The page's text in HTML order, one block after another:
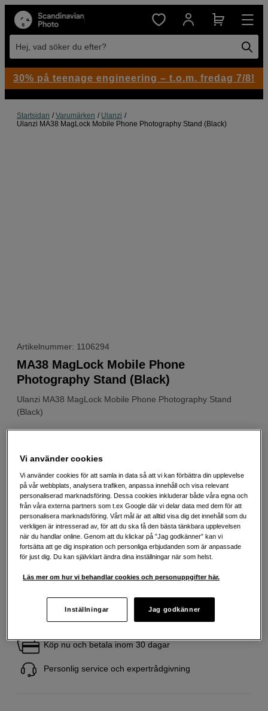
Hej, vad söker du efter?
Startsidan Varumärken
Ulanzi
Ulanzi MA38 MagLock Mobile Phone Photography Stand (Black)
Artikelnummer: 1106294
Ulanzi MA38 MagLock Mobile Phone Photography Stand
(Black)
MA38 MagLock Mobile Phone
Photography Stand (Black)
Butikslager : Visa butik
449 SEK
Handla tryggt med delbetalning eller faktura Info
Antal
Lägg i kundvagn
Fri frakt vid köp över 1 500 kronor
Köp nu och betala inom 30 dagar
Personlig service och expertrådgivning
30% på teenage engineering – t.o.m. fredag 7/8!
Vi använder cookies
Vi använder cookies för att samla in data så att vi kan förbättra din upplevelse
på vår webbplats, analysera trafiken, anpassa innehåll och visa relevant
personaliserad marknadsföring. Dessa cookies inkluderar både våra egna och
från våra externa partners som t.ex Google där vi delar data med dem för att
personalisera marknadsföring. Vårt mål är att alltid visa dig det innehåll som du
verkligen är intresserad av, för att du ska få den bästa tänkbara upplevelsen
när du handlar online. Genom att du klickar på ”Jag godkänner” kan vi
fortsätta att ge dig inspiration och personliga erbjudanden som är anpassade
för just dig. Du kan självklart ändra dina inställningar när som helst.
Läs mer om hur vi behandlar cookies och personuppgifter här.
Inställningar Jag godkänner